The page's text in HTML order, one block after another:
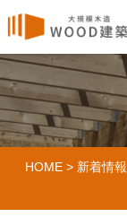
HOME> 新着情報